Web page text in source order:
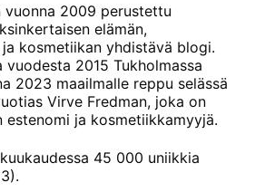
vuonna 2009 perustettu
elämän,
kosmetiikan yhdistävä blogi.
2015 Tukholmassa
2023 maailmalle reppu selässä
Virve Fredman, joka on
estenomi ja kosmetiikkamyyjä.
45 000 uniikkia